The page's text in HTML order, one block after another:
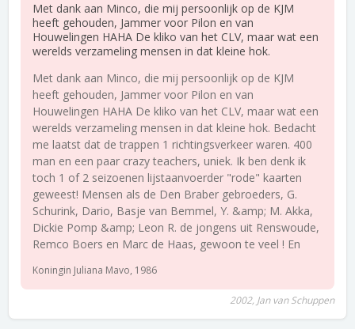
Met dank aan Minco, die mij persoonlijk op de KJM
heeft gehouden, Jammer voor Pilon en van
Houwelingen HAHA De kliko van het CLV, maar wat een
werelds verzameling mensen in dat kleine hok.
Met dank aan Minco, die mij persoonlijk op de KJM
heeft gehouden, Jammer voor Pilon en van
Houwelingen HAHA De kliko van het CLV, maar wat een
werelds verzameling mensen in dat kleine hok. Bedacht
me laatst dat de trappen 1 richtingsverkeer waren. 400
man en een paar crazy teachers, uniek. Ik ben denk ik
toch 1 of 2 seizoenen lijstaanvoerder "rode" kaarten
geweest! Mensen als de Den Braber gebroeders, G.
Schurink, Dario, Basje van Bemmel, Y. &amp; M. Akka,
Dickie Pomp &amp; Leon R. de jongens uit Renswoude,
Remco Boers en Marc de Haas, gewoon te veel ! En
Koningin Juliana Mavo, 1986
2002, Jan van Schuppen